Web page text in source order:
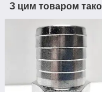
З цим товаром